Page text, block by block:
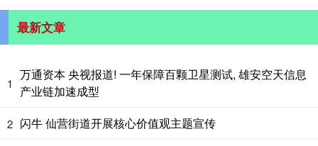
最新文章
1
万通资本 央视报道! 一年保障百颗卫星测试, 雄安空天信息
产业链加速成型
2 闪牛 仙营街道开展核心价值观主题宣传